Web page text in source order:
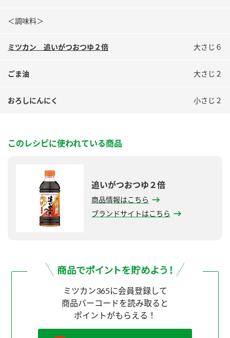
＜調味料＞
ミツカン 追いがつおつゆ２倍 大さじ６
ごま油 大さじ２
おろしにんにく 小さじ２
このレシピに使われている商品
追いがつおつゆ２倍
商品情報はこちら
ブランドサイトはこちら
ミツカン365に会員登録して
商品バーコードを読み取ると
ポイントがもらえる！